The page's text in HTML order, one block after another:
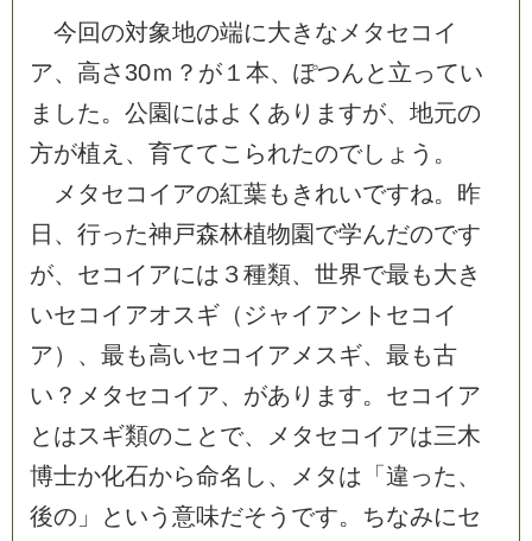
今回の対象地の端に大き な メ タセ コ イ
ア、 高さ 30ｍ ？ が １ 本、 ぽつんと 立 ってい
ま した。 公園には よ く あ り ま すが、 地元の
方が植え 、 育ててこ られたのでし ょ う 。
メ タセ コ イ アの紅葉も き れいですね。 昨
日 、 行った神 戸森林植物園で学んだのです
が、 セ コ イ アには ３種類、 世界で最も大き
いセ コ イ アオ ス ギ （ ジャ イ アン ト セ コ イ
ア） 、 最も高いセ コ イ ア メ ス ギ、 最も古
い ？ メ タセ コ イ ア、 があ り ま す。 セ コ イ ア
と は ス ギ類のこ と で、 メ タセ コ イ アは三木
博士か化石から命名 し 、 メ タは 「違った、
後の 」 と いう 意味だそ う です。 ちなみにセ